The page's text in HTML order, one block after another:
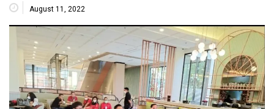
August 11, 2022